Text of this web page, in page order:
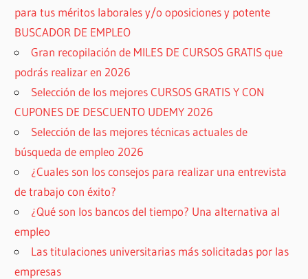
para tus méritos laborales y/o oposiciones y potente
BUSCADOR DE EMPLEO
Gran recopilación de MILES DE CURSOS GRATIS que
podrás realizar en 2026
Selección de los mejores CURSOS GRATIS Y CON
CUPONES DE DESCUENTO UDEMY 2026
Selección de las mejores técnicas actuales de
búsqueda de empleo 2026
¿Cuales son los consejos para realizar una entrevista
de trabajo con éxito?
¿Qué son los bancos del tiempo? Una alternativa al
empleo
Las titulaciones universitarias más solicitadas por las
empresas